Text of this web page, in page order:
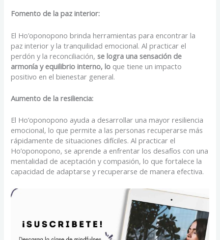
Fomento de la paz interior:
El Ho’oponopono brinda herramientas para encontrar la
paz interior y la tranquilidad emocional. Al practicar el
perdón y la reconciliación,se logra una sensación de
armonía y equilibrio interno, lo que tiene un impacto
positivo en el bienestar general.
Aumento de la resiliencia:
El Ho’oponopono ayuda a desarrollar una mayor resiliencia
emocional, lo que permite a las personas recuperarse más
rápidamente de situaciones difíciles. Al practicar el
Ho’oponopono, se aprende a enfrentar los desafíos con una
mentalidad de aceptación y compasión, lo que fortalece la
capacidad de adaptarse y recuperarse de manera efectiva.